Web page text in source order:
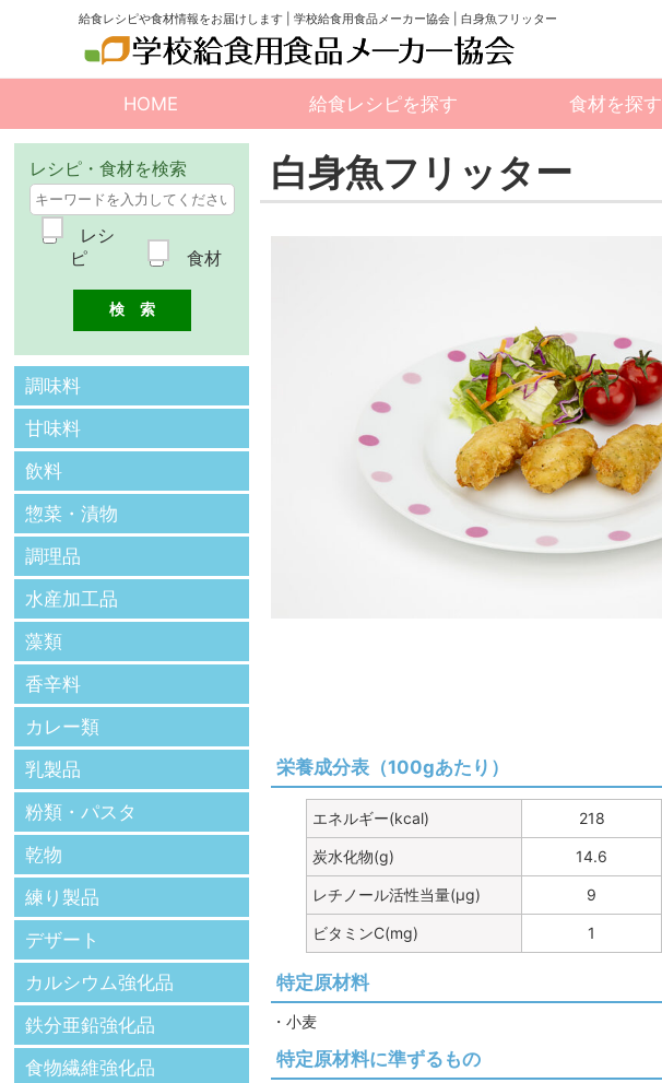
給食レシピや食材情報をお届けします | 学校給食用食品メーカー協会 | 白身魚フリッター
HOME 給食レシピを探す 食材を探す
白身魚フリッター
栄養成分表（100gあたり）
エネルギー(kcal) 218
炭水化物(g) 14.6
レチノール活性当量(μg) 9
ビタミンC(mg) 1
特定原材料
・小麦
特定原材料に準ずるもの
レシピ・食材を検索
レシ
ピ
食材
調味料
甘味料
飲料
惣菜・漬物
調理品
水産加工品
藻類
香辛料
カレー類
乳製品
粉類・パスタ
乾物
練り製品
デザート
カルシウム強化品
鉄分亜鉛強化品
食物繊維強化品